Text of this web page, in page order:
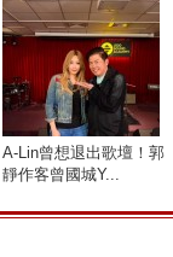
A-Lin曾想退出歌壇！郭
靜作客曾國城Y...